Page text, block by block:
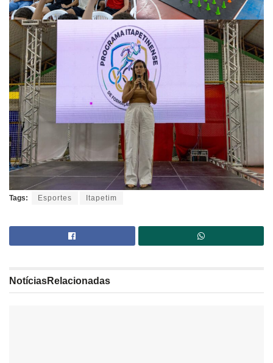
Tags: Esportes Itapetim
NotíciasRelacionadas